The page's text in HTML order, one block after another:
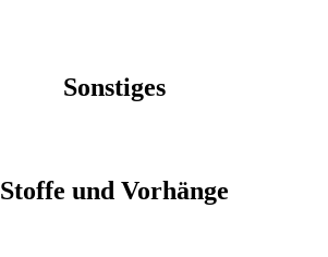
Sonstiges
Stoffe und Vorhänge